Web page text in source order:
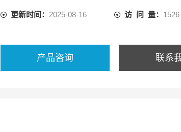
更新时间： 2025-08-16 访 问 量： 1526
产品咨询 联系